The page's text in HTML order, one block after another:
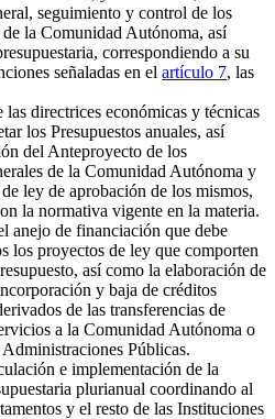
seguimiento y control de los
de la Comunidad Autónoma, así
correspondiendo a su
señaladas en el artículo 7, las
las directrices económicas y técnicas
los Presupuestos anuales, así
del Anteproyecto de los
de la Comunidad Autónoma y
ley de aprobación de los mismos,
la normativa vigente en la materia.
anejo de financiación que debe
los proyectos de ley que comporten
así como la elaboración de
y baja de créditos
de las transferencias de
a la Comunidad Autónoma o
Administraciones Públicas.
e implementación de la
plurianual coordinando al
y el resto de las Instituciones